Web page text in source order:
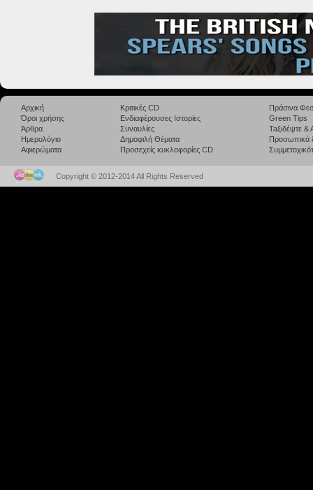
Αρχική
Όροι χρήσης
Άρθρα
Ημερολόγιο
Αφιερώματα
Κριτικές CD
Ενδιαφέρουσες Ιστορίες
Συναυλίες
Δημοφιλή Θέματα
Προσεχείς κυκλοφορίες CD
Πράσινα
Green Tips
Taξιδέψτε
Προσωπικά
Copyright © 2012-2014 All Rights Reserved